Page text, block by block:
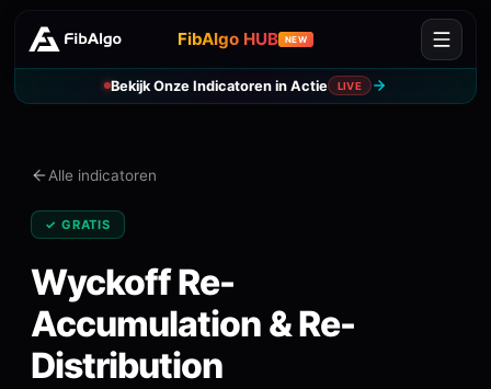
FibAlgo HUB NEW
Bekijk Onze Indicatoren in Actie LIVE
Alle indicatoren
✓ GRATIS
Wyckoff Re-
Accumulation & Re-
Distribution